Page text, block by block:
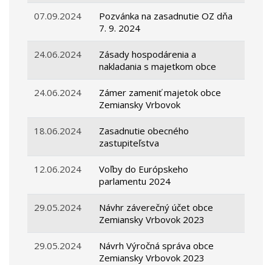
07.09.2024
Pozvánka na zasadnutie OZ dňa
7. 9. 2024
24.06.2024
Zásady hospodárenia a
nakladania s majetkom obce
24.06.2024
Zámer zameniť majetok obce
Zemiansky Vrbovok
18.06.2024
Zasadnutie obecného
zastupiteľstva
12.06.2024
Voľby do Európskeho
parlamentu 2024
29.05.2024
Návhr záverečný účet obce
Zemiansky Vrbovok 2023
29.05.2024
Návrh Výročná správa obce
Zemiansky Vrbovok 2023